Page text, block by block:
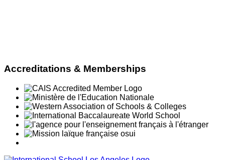
Accreditations & Memberships